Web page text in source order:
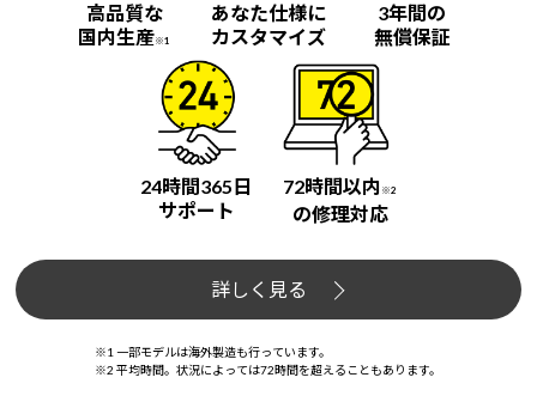
高品質な
国内生産※1
あなた仕様に
カスタマイズ
3年間の
無償保証
24時間365日
サポート
72時間以内 ※2
の修理対応
詳しく見る
※1 一部モデルは海外製造も行っています。
※2 平均時間。状況によっては72時間を超えることもあります。